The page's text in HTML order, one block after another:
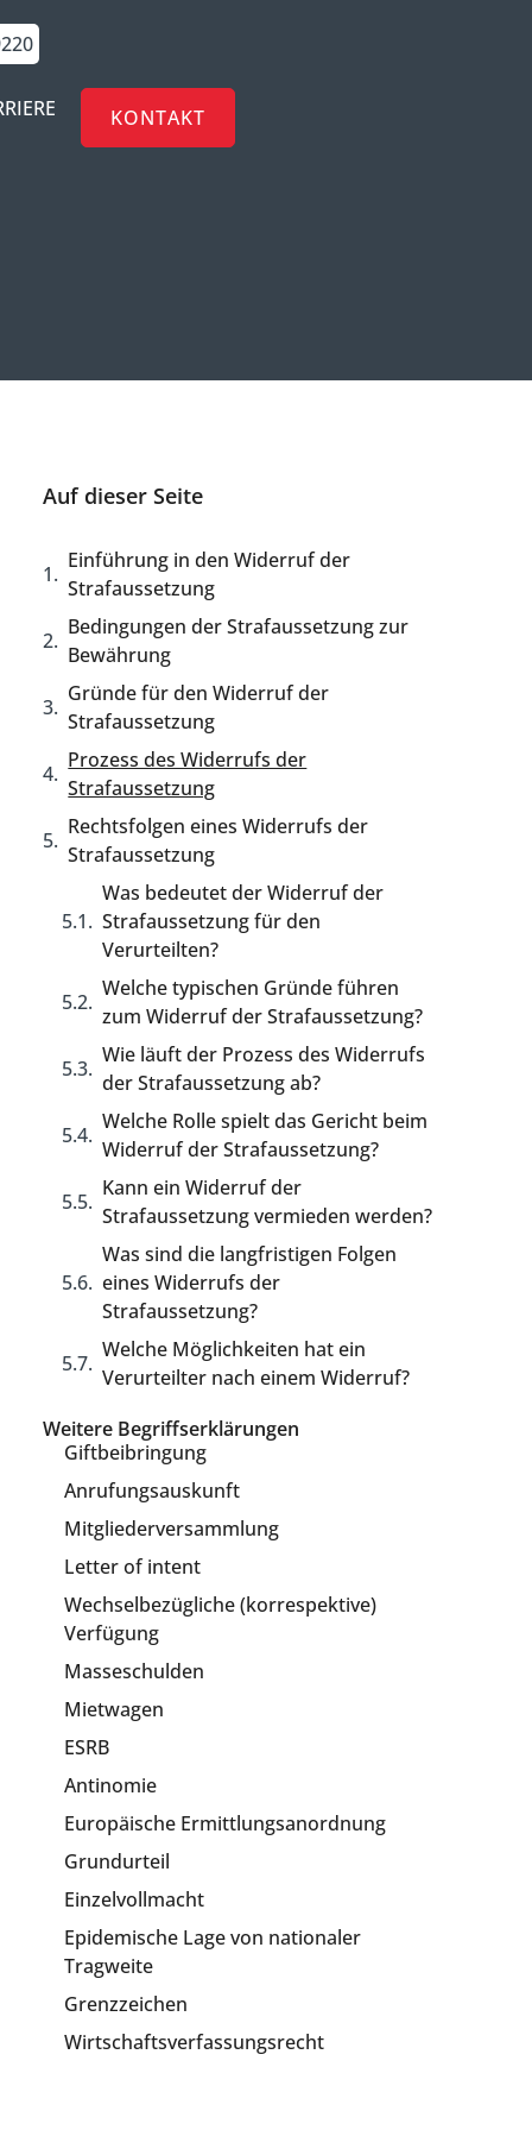
KONTAKT
Auf dieser Seite
Einführung in den Widerruf der
Strafaussetzung
Bedingungen der Strafaussetzung zur
Bewährung
Gründe für den Widerruf der
Strafaussetzung
Prozess des Widerrufs der
Strafaussetzung
Rechtsfolgen eines Widerrufs der
Strafaussetzung
Was bedeutet der Widerruf der
Strafaussetzung für den
Verurteilten?
Welche typischen Gründe führen
zum Widerruf der Strafaussetzung?
Wie läuft der Prozess des Widerrufs
der Strafaussetzung ab?
Welche Rolle spielt das Gericht beim
Widerruf der Strafaussetzung?
Kann ein Widerruf der
Strafaussetzung vermieden werden?
Was sind die langfristigen Folgen
eines Widerrufs der
Strafaussetzung?
Welche Möglichkeiten hat ein
Verurteilter nach einem Widerruf?
Weitere Begriffserklärungen
Giftbeibringung
Anrufungsauskunft
Mitgliederversammlung
Letter of intent
Wechselbezügliche (korrespektive)
Verfügung
Masseschulden
Mietwagen
ESRB
Antinomie
Europäische Ermittlungsanordnung
Grundurteil
Einzelvollmacht
Epidemische Lage von nationaler
Tragweite
Grenzzeichen
Wirtschaftsverfassungsrecht